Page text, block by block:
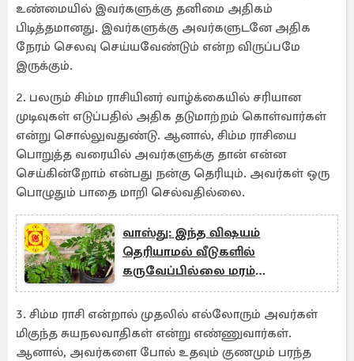
உண்மையில் இவர்களுக்கு தனிமை அதிகம்
பிடித்தமானது. இவர்களுக்கு அவர்களுடனே அதிக
நேரம் செலவு செய்யவேண்டும் என்ற விருப்பமே
இருக்கும்.
2. பலரும் சிம்ம ராசியினர் வாழ்க்கையில் சரியான
முடிவுகள் எடுப்பதில் அதிக தடுமாற்றம் கொள்வார்கள்
என்று சொல்லுவதுண்டு. ஆனால், சிம்ம ராசியை
பொறுத்த வரையில் அவர்களுக்கு தான் என்ன
செய்கின்றோம் என்பது நன்கு தெரியும். அவர்கள் ஒரு
பொழுதும் பாதை மாறி செல்வதில்லை.
வாஸ்து: இந்த விஷயம்
தெரியாமல் வீடுகளில்
கருவேப்பில்லை மரம்
வளர்க்காதீர்கள்
3. சிம்ம ராசி என்றால் முதலில் எல்லோரும் அவர்கள்
மிகுந்த சுயநலவாதிகள் என்று எண்ணுவார்கள்.
ஆனால், அவர்களை போல் உதவும் குணமும் பரந்த